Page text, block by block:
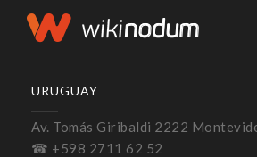
URUGUAY
Av. Tomás Giribaldi 2222
☎ +598 2711 62 52